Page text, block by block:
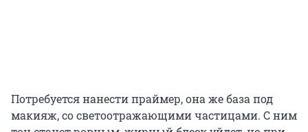
Потребуется нанести праймер, она же база под
макияж, со светоотражающими частицами. С ним